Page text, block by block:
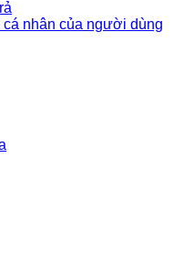
nhân của người dùng